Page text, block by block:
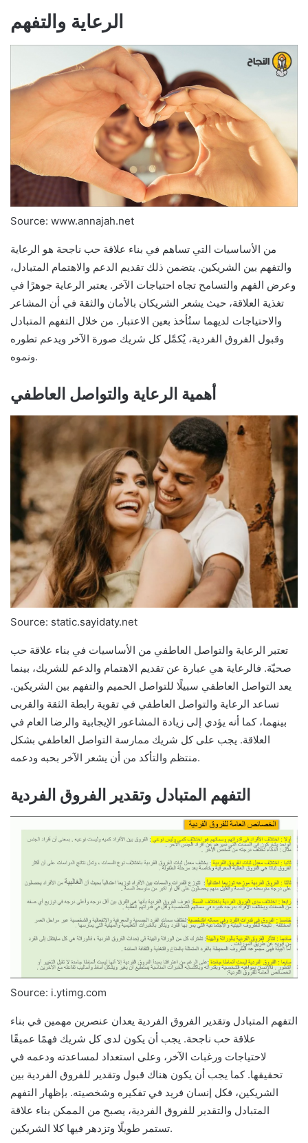
الرعاية والتفهم
Source: www.annajah.net
من الأساسيات التي تساهم في بناء علاقة حب ناجحة هو الرعاية
والتفهم بين الشريكين. يتضمن ذلك تقديم الدعم والاهتمام المتبادل،
وعرض الفهم والتسامح تجاه احتياجات الآخر. يعتبر الرعاية جوهرًا في
تغذية العلاقة، حيث يشعر الشريكان بالأمان والثقة في أن المشاعر
والاحتياجات لديهما ستُأخذ بعين الاعتبار. من خلال التفهم المتبادل
وقبول الفروق الفردية، يُكمَّل كل شريك صورة الآخر ويدعم تطوره
ونموه.
أهمية الرعاية والتواصل العاطفي
Source: static.sayidaty.net
تعتبر الرعاية والتواصل العاطفي من الأساسيات في بناء علاقة حب
صحيّة. فالرعاية هي عبارة عن تقديم الاهتمام والدعم للشريك، بينما
يعد التواصل العاطفي سبيلًا للتواصل الحميم والتفهم بين الشريكين.
تساعد الرعاية والتواصل العاطفي في تقوية رابطة الثقة والقربى
بينهما، كما أنه يؤدي إلى زيادة المشاعور الإيجابية والرضا العام في
العلاقة. يجب على كل شريك ممارسة التواصل العاطفي بشكل
منتظم والتأكد من أن يشعر الآخر بحبه ودعمه.
التفهم المتبادل وتقدير الفروق الفردية
Source: i.ytimg.com
التفهم المتبادل وتقدير الفروق الفردية يعدان عنصرين مهمين في بناء
علاقة حب ناجحة. يجب أن يكون لدى كل شريك فهمًا عميقًا
لاحتياجات ورغبات الآخر، وعلى استعداد لمساعدته ودعمه في
تحقيقها. كما يجب أن يكون هناك قبول وتقدير للفروق الفردية بين
الشريكين، فكل إنسان فريد في تفكيره وشخصيته. بإظهار التفهم
المتبادل والتقدير للفروق الفردية، يصبح من الممكن بناء علاقة
تستمر طويلًا وتزدهر فيها كلا الشريكين.